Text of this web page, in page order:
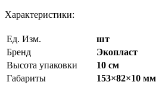
Характеристики:
Ед. Изм.
шт
Бренд
Экопласт
Высота упаковки
10 см
Габариты
153×82×10 мм